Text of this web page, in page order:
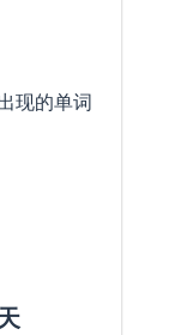
现的单词